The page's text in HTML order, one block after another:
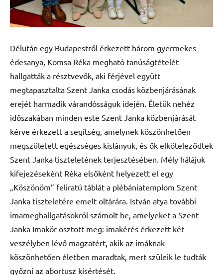
Délután egy Budapestről érkezett három gyermekes
édesanya, Komsa Réka megható tanúságtételét
hallgatták a résztvevők, aki férjével együtt
megtapasztalta Szent Janka csodás közbenjárásának
erejét harmadik várandósságuk idején. Életük nehéz
időszakában minden este Szent Janka közbenjárását
kérve érkezett a segítség, amelynek köszönhetően
megszületett egészséges kislányuk, és ők elköteleződtek
Szent Janka tiszteletének terjesztésében. Mély hálájuk
kifejezéseként Réka elsőként helyezett el egy
„Köszönöm” feliratú táblát a plébániatemplom Szent
Janka tiszteletére emelt oltárára. István atya további
imameghallgatásokról számolt be, amelyeket a Szent
Janka Imakör osztott meg: imakérés érkezett két
veszélyben lévő magzatért, akik az imáknak
köszönhetően életben maradtak, mert szüleik le tudták
győzni az abortusz kísértését.